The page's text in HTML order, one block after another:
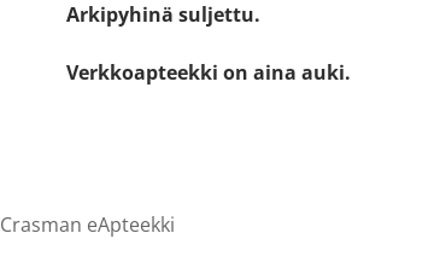
Arkipyhinä suljettu.
Verkkoapteekki on aina auki.
Crasman eApteekki